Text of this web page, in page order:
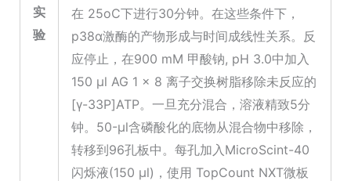
实
验
在 25oC下进行30分钟。在这些条件下，
p38α激酶的产物形成与时间成线性关系。反
应停止，在900 mM 甲酸钠, pH 3.0中加入
150 μl AG 1 × 8 离子交换树脂移除未反应的
[γ-33P]ATP。一旦充分混合，溶液精致5分
钟。50-μl含磷酸化的底物从混合物中移除，
转移到96孔板中。每孔加入MicroScint-40
闪烁液(150 μl)，使用 TopCount NXT微板